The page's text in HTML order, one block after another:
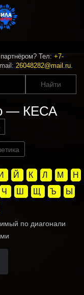
Тел: +7-
26048282@mail.ru.
— КЕСА
Й К Л М
Н
Ч Ш Щ Ъ
Ы
по диагонали